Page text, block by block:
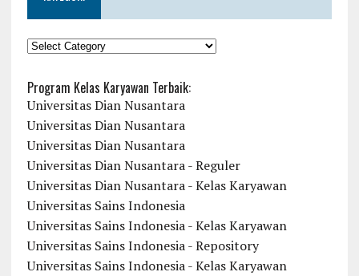
KATEGORI
Program Kelas Karyawan Terbaik:
Universitas Dian Nusantara
Universitas Dian Nusantara
Universitas Dian Nusantara
Universitas Dian Nusantara - Reguler
Universitas Dian Nusantara - Kelas Karyawan
Universitas Sains Indonesia
Universitas Sains Indonesia - Kelas Karyawan
Universitas Sains Indonesia - Repository
Universitas Sains Indonesia - Kelas Karyawan